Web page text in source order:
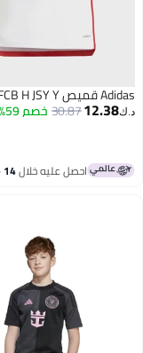
Adidas قميص FCB H JSY Y
د.ك‏12.38
30.87خصم 59%
احصل عليه خلال